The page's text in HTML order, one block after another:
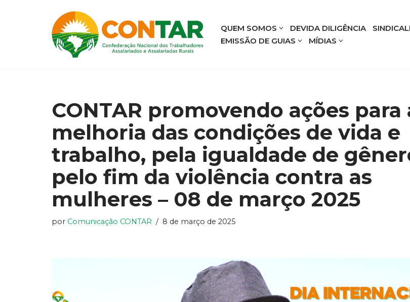
QUEM SOMOS DEVIDA DILIGÊNCIA
EMISSÃO DE GUIAS
MÍDIAS
CONTAR promovendo ações para
melhoria das condições de vida e
trabalho, pela igualdade de
pelo fim da violência contra as
mulheres – 08 de março 2025
por Comunicação CONTAR 8 de março de 2025